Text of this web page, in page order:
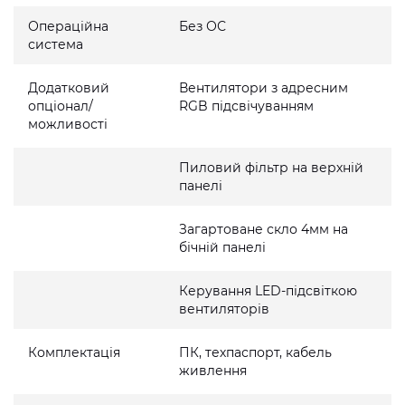
Операційна
система
Без ОС
Додатковий
опціонал/
можливості
Вентилятори з адресним
RGB підсвічуванням
Пиловий фільтр на верхній
панелі
Загартоване скло 4мм на
бічній панелі
Керування LED-підсвіткою
вентиляторів
Комплектація
ПК, техпаспорт, кабель
живлення